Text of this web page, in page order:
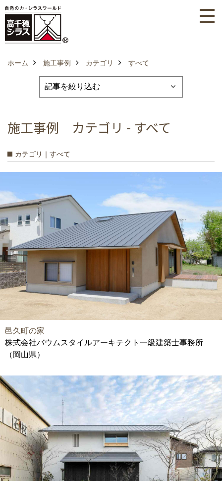
ホーム 施工事例 カテゴリ すべて
施工事例 カテゴリ - すべて
カテゴリ｜すべて
邑久町の家
株式会社バウムスタイルアーキテクト一級建築士事務所
（岡山県）